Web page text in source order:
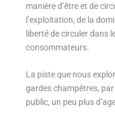
manière d’être et de
l’exploitation, de la
liberté de circuler dans
consommateurs.
La piste que nous
gardes champêtres,
public, un peu plus